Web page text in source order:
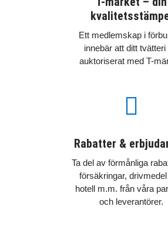
Ett medlemskap i
innebär att ditt tvätteri
auktoriserat med T-

Rabatter &
Ta del av förmånliga
försäkringar,
hotell m.m. från våra
och leverantörer.